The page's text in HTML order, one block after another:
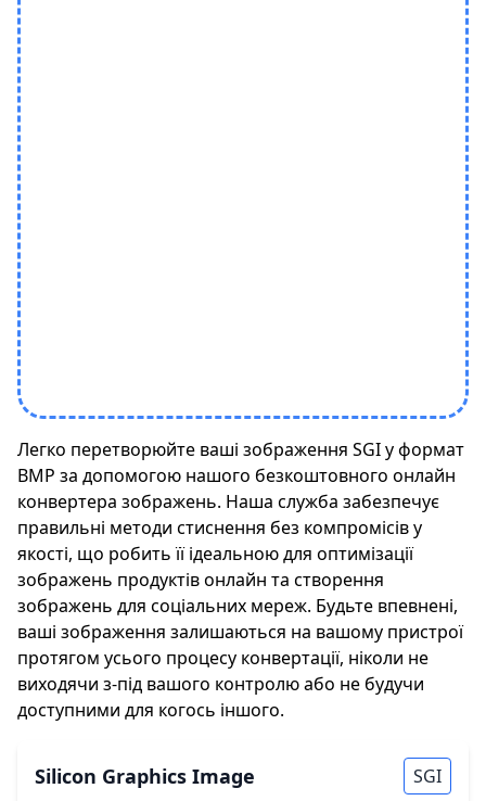
Легко перетворюйте ваші зображення SGI у формат
BMP за допомогою нашого безкоштовного онлайн
конвертера зображень. Наша служба забезпечує
правильні методи стиснення без компромісів у
якості, що робить її ідеальною для оптимізації
зображень продуктів онлайн та створення
зображень для соціальних мереж. Будьте впевнені,
ваші зображення залишаються на вашому пристрої
протягом усього процесу конвертації, ніколи не
виходячи з-під вашого контролю або не будучи
доступними для когось іншого.
Silicon Graphics Image SGI